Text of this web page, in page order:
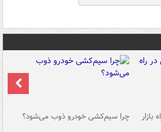
چرا سیم‌کشی خودرو ذوب می‌شود؟